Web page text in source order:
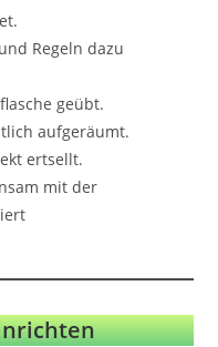
Regeln dazu
geübt.
aufgeräumt.
ertsellt.
mit der